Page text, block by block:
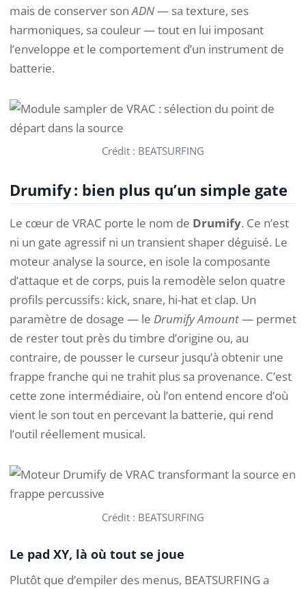
mais de conserver sonADN— sa texture, ses
harmoniques, sa couleur — tout en lui imposant
l’enveloppe et le comportement d’un instrument de
batterie.
Crédit : BEATSURFING
Drumify : bien plus qu’un simple gate
Le cœur de VRAC porte le nom de Drumify. Ce n’est
ni un gate agressif ni un transient shaper déguisé. Le
moteur analyse la source, en isole la composante
d’attaque et de corps, puis la remodèle selon quatre
profils percussifs : kick, snare, hi-hat et clap. Un
paramètre de dosage — le Drumify Amount— permet
de rester tout près du timbre d’origine ou, au
contraire, de pousser le curseur jusqu’à obtenir une
frappe franche qui ne trahit plus sa provenance. C’est
cette zone intermédiaire, où l’on entend encore d’où
vient le son tout en percevant la batterie, qui rend
l’outil réellement musical.
Crédit : BEATSURFING
Le pad XY, là où tout se joue
Plutôt que d’empiler des menus, BEATSURFING a